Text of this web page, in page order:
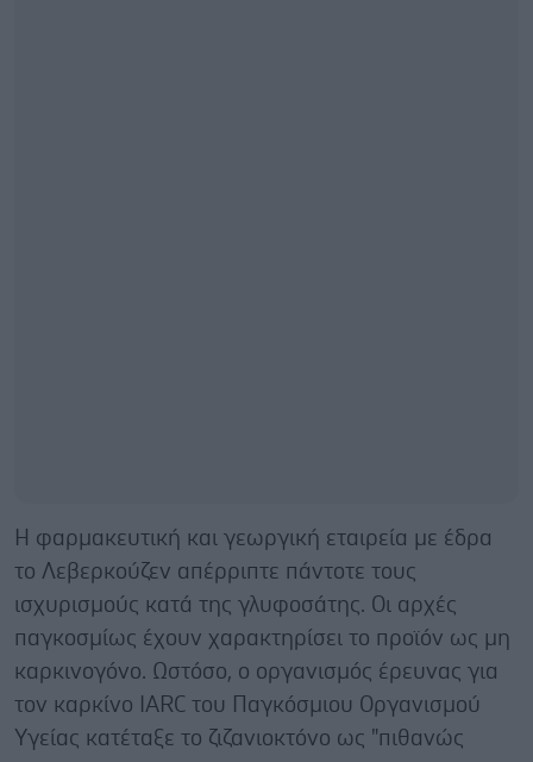
Η φαρμακευτική και γεωργική εταιρεία με έδρα
το Λεβερκούζεν απέρριπτε πάντοτε τους
ισχυρισμούς κατά της γλυφοσάτης. Οι αρχές
παγκοσμίως έχουν χαρακτηρίσει το προϊόν ως μη
καρκινογόνο. Ωστόσο, ο οργανισμός έρευνας για
τον καρκίνο IARC του Παγκόσμιου Οργανισμού
Υγείας κατέταξε το ζιζανιοκτόνο ως "πιθανώς